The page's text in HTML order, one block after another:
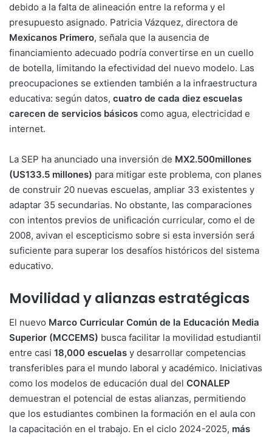
debido a la falta de alineación entre la reforma y el
presupuesto asignado. Patricia Vázquez, directora de
Mexicanos Primero, señala que la ausencia de
financiamiento adecuado podría convertirse en un cuello
de botella, limitando la efectividad del nuevo modelo. Las
preocupaciones se extienden también a la infraestructura
educativa: según datos, cuatro de cada diez escuelas
carecen de servicios básicos como agua, electricidad e
internet.
La SEP ha anunciado una inversión de MX2.500millones
(US133.5 millones) para mitigar este problema, con planes
de construir 20 nuevas escuelas, ampliar 33 existentes y
adaptar 35 secundarias. No obstante, las comparaciones
con intentos previos de unificación curricular, como el de
2008, avivan el escepticismo sobre si esta inversión será
suficiente para superar los desafíos históricos del sistema
educativo.
Movilidad y alianzas estratégicas
El nuevo Marco Curricular Común de la Educación Media
Superior (MCCEMS) busca facilitar la movilidad estudiantil
entre casi 18,000 escuelas y desarrollar competencias
transferibles para el mundo laboral y académico. Iniciativas
como los modelos de educación dual del CONALEP
demuestran el potencial de estas alianzas, permitiendo
que los estudiantes combinen la formación en el aula con
la capacitación en el trabajo. En el ciclo 2024-2025, más